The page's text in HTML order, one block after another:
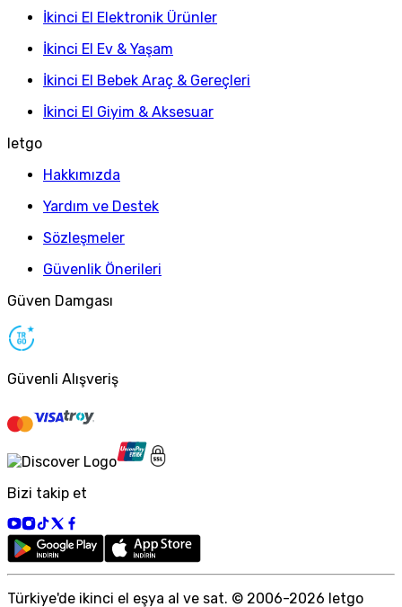
İkinci El Elektronik Ürünler
İkinci El Ev & Yaşam
İkinci El Bebek Araç & Gereçleri
İkinci El Giyim & Aksesuar
letgo
Hakkımızda
Yardım ve Destek
Sözleşmeler
Güvenlik Önerileri
Güven Damgası
Güvenli Alışveriş
Bizi takip et
Türkiye'de ikinci el eşya al ve sat. © 2006-2026 letgo